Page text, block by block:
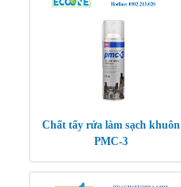
Chất tẩy rửa làm sạch khuôn
PMC-3